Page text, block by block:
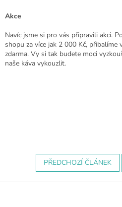
Akce
Navíc jsme si pro vás připravili akci.
shopu za více jak 2 000 Kč,
zdarma. Vy si tak budete moci
naše káva vykouzlit.
PŘEDCHOZÍ ČLÁNEK
Z